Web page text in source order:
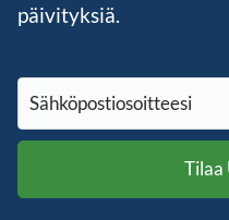
päivityksiä.